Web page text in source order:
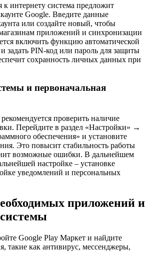
интернету система предложит
Google. Введите данные
или создайте новый, чтобы
приложений и синхронизации
включить функцию автоматической
задать PIN-код или пароль для защиты
сохранность личных данных при
и первоначальная
проверить наличие
Перейдите в раздел «Настройки» →
обеспечения» и установите
Это повысит стабильность работы
возможные ошибки. В дальнейшем
настройке – установке
уведомлений и персональных
приложений и
Google Play Маркет и найдите
такие как антивирус, мессенджеры,